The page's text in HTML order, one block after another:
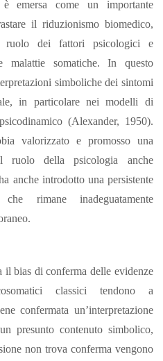
emersa come un importante
il riduzionismo biomedico,
ruolo dei fattori psicologici e
malattie somatiche. In questo
simboliche dei sintomi
in particolare nei modelli di
(Alexander, 1950).
valorizzato e promosso una
ruolo della psicologia anche
anche introdotto una persistente
che rimane inadeguatamente
il bias di conferma delle evidenze
classici tendono a
confermata un’interpretazione
presunto contenuto simbolico,
non trova conferma vengono